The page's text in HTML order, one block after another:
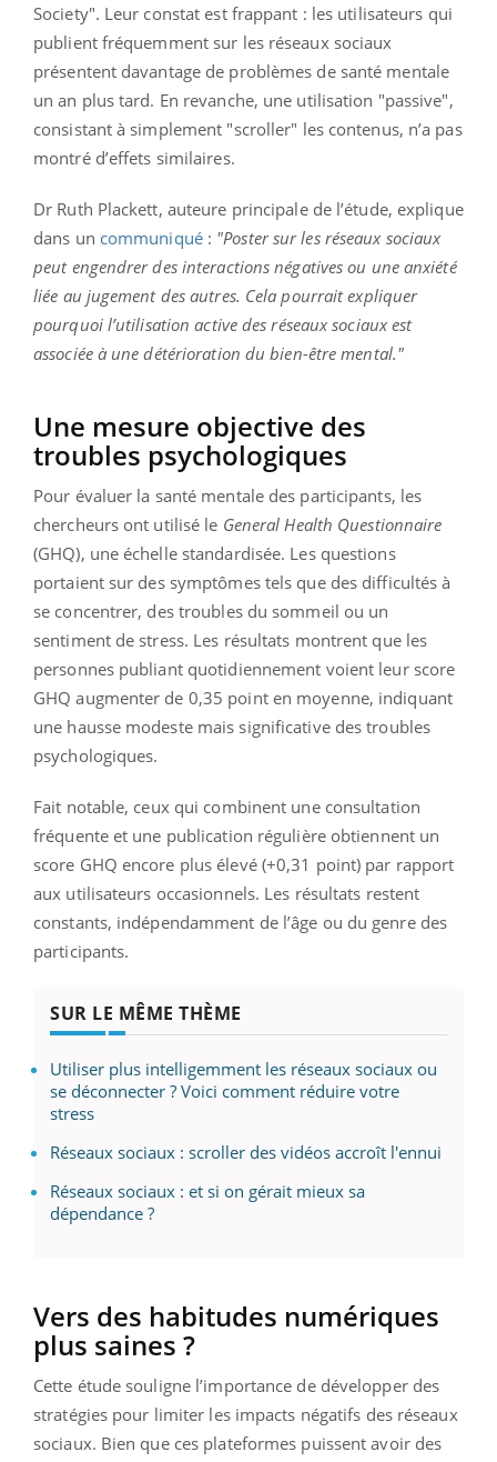
Society". Leur constat est frappant : les utilisateurs qui
publient fréquemment sur les réseaux sociaux
présentent davantage de problèmes de santé mentale
un an plus tard. En revanche, une utilisation "passive",
consistant à simplement "scroller" les contenus, n’a pas
montré d’effets similaires.
Dr Ruth Plackett, auteure principale de l’étude, explique
dans un communiqué: "Poster sur les réseaux sociaux
peut engendrer des interactions négatives ou une anxiété
liée au jugement des autres. Cela pourrait expliquer
pourquoi l’utilisation active des réseaux sociaux est
associée à une détérioration du bien-être mental."
Une mesure objective des
troubles psychologiques
Pour évaluer la santé mentale des participants, les
chercheurs ont utilisé le General Health Questionnaire
(GHQ), une échelle standardisée. Les questions
portaient sur des symptômes tels que des difficultés à
se concentrer, des troubles du sommeil ou un
sentiment de stress. Les résultats montrent que les
personnes publiant quotidiennement voient leur score
GHQ augmenter de 0,35 point en moyenne, indiquant
une hausse modeste mais significative des troubles
psychologiques.
Fait notable, ceux qui combinent une consultation
fréquente et une publication régulière obtiennent un
score GHQ encore plus élevé (+0,31 point) par rapport
aux utilisateurs occasionnels. Les résultats restent
constants, indépendamment de l’âge ou du genre des
participants.
SUR LE MÊME THÈME
Utiliser plus intelligemment les réseaux sociaux ou
se déconnecter ? Voici comment réduire votre
stress
Réseaux sociaux : scroller des vidéos accroît l'ennui
Réseaux sociaux : et si on gérait mieux sa
dépendance ?
Vers des habitudes numériques
plus saines ?
Cette étude souligne l’importance de développer des
stratégies pour limiter les impacts négatifs des réseaux
sociaux. Bien que ces plateformes puissent avoir des